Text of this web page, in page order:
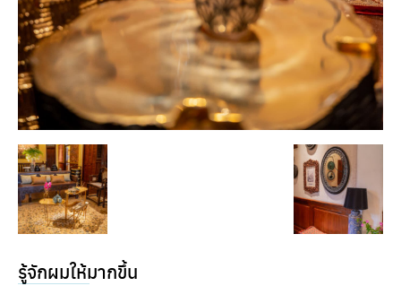
รู้จักผมให้มากขึ้น